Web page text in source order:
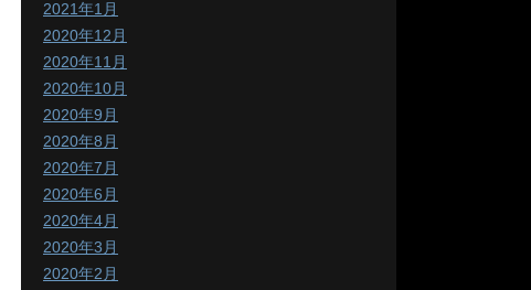
2021年1月
2020年12月
2020年11月
2020年10月
2020年9月
2020年8月
2020年7月
2020年6月
2020年4月
2020年3月
2020年2月